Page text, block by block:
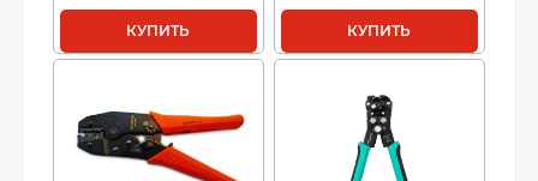
КУПИТЬ КУПИТЬ